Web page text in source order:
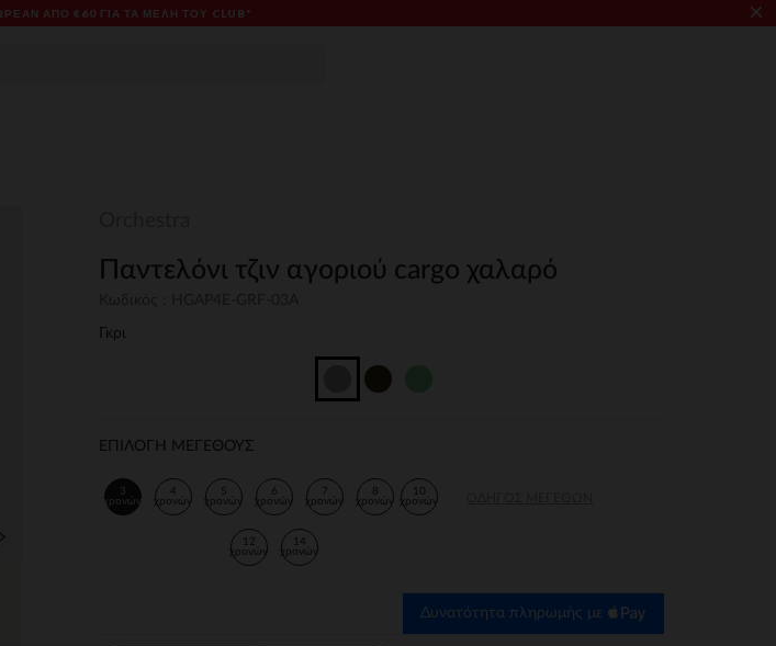
ΑΠΌ €60 ΓΙΑ ΤΑ ΜΈΛΗ ΤΟΥ CLUB* ×
Παντελόνι τζιν αγοριού cargo χαλαρό
Γκρι
ΕΠΙΛΟΓΗ ΜΕΓΕΘΟΥΣ
3
χρονών
4
χρονών
5
χρονών
6
χρονών
7
χρονών
8
χρονών
10
χρονών
12
χρονών
14
χρονών
Δυνατότητα πληρωμής με